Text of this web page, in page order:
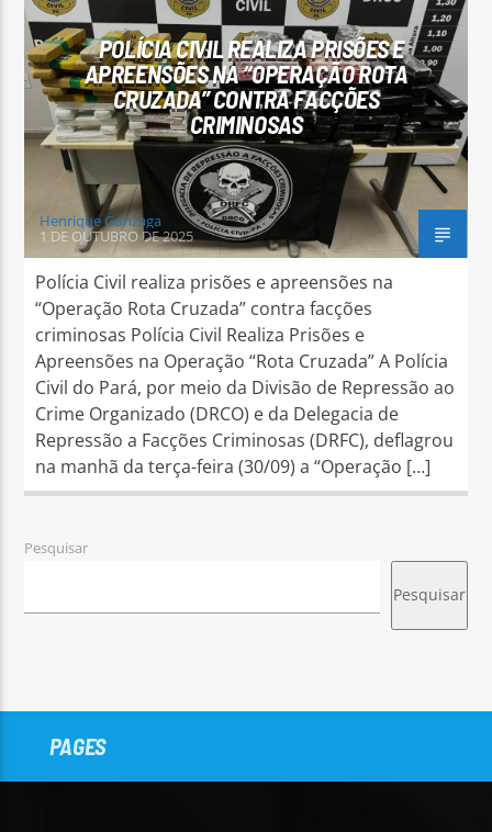
Arara Azul FM
POLÍCIA CIVIL REALIZA PRISÕES E
APREENSÕES NA “OPERAÇÃO ROTA
CRUZADA” CONTRA FACÇÕES
CRIMINOSAS
Henrique Gonzaga
1 DE OUTUBRO DE 2025
Polícia Civil realiza prisões e apreensões na
“Operação Rota Cruzada” contra facções
criminosas Polícia Civil Realiza Prisões e
Apreensões na Operação “Rota Cruzada” A Polícia
Civil do Pará, por meio da Divisão de Repressão ao
Crime Organizado (DRCO) e da Delegacia de
Repressão a Facções Criminosas (DRFC), deflagrou
na manhã da terça-feira (30/09) a “Operação […]
Pesquisar
Pesquisar
PAGES